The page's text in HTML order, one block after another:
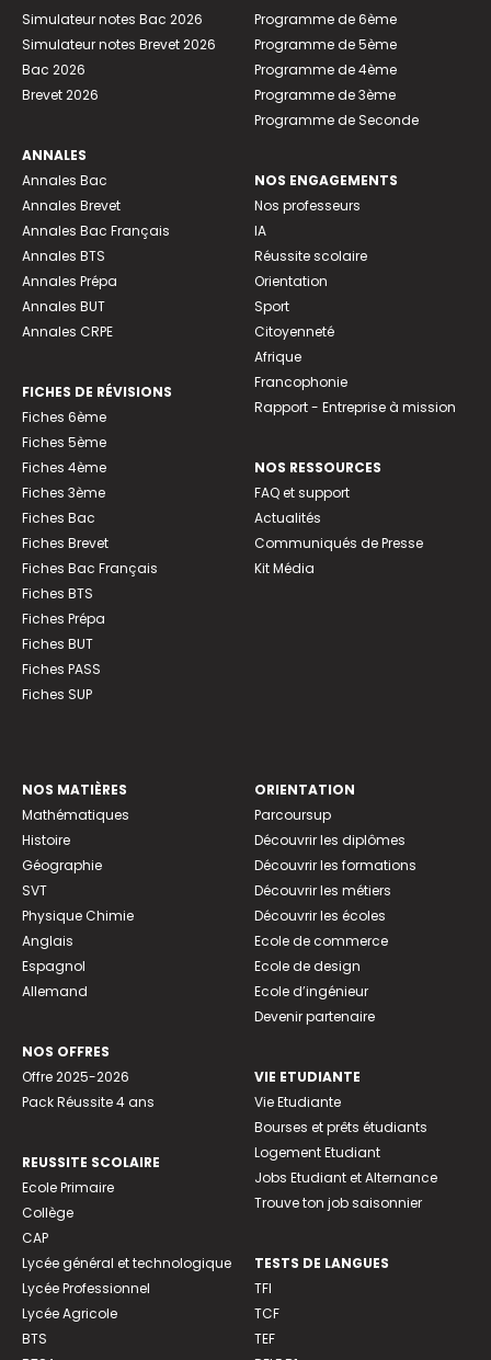
Simulateur notes Bac 2026
Simulateur notes Brevet 2026
Bac 2026
Brevet 2026
ANNALES
Annales Bac
Annales Brevet
Annales Bac Français
Annales BTS
Annales Prépa
Annales BUT
Annales CRPE
FICHES DE RÉVISIONS
Fiches 6ème
Fiches 5ème
Fiches 4ème
Fiches 3ème
Fiches Bac
Fiches Brevet
Fiches Bac Français
Fiches BTS
Fiches Prépa
Fiches BUT
Fiches PASS
Fiches SUP
Programme de 6ème
Programme de 5ème
Programme de 4ème
Programme de 3ème
Programme de Seconde
NOS ENGAGEMENTS
Nos professeurs
IA
Réussite scolaire
Orientation
Sport
Citoyenneté
Afrique
Francophonie
Rapport - Entreprise à mission
NOS RESSOURCES
FAQ et support
Actualités
Communiqués de Presse
Kit Média
NOS MATIÈRES
Mathématiques
Histoire
Géographie
SVT
Physique Chimie
Anglais
Espagnol
Allemand
NOS OFFRES
Offre 2025-2026
Pack Réussite 4 ans
REUSSITE SCOLAIRE
Ecole Primaire
Collège
CAP
Lycée général et technologique
Lycée Professionnel
Lycée Agricole
BTS
ORIENTATION
Parcoursup
Découvrir les diplômes
Découvrir les formations
Découvrir les métiers
Découvrir les écoles
Ecole de commerce
Ecole de design
Ecole d’ingénieur
Devenir partenaire
VIE ETUDIANTE
Vie Etudiante
Bourses et prêts étudiants
Logement Etudiant
Jobs Etudiant et Alternance
Trouve ton job saisonnier
TESTS DE LANGUES
TFI
TCF
TEF